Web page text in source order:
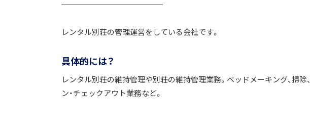
レンタル別荘の管理運営をしている会社です。
具体的には？
レンタル別荘の維持管理や別荘の維持管理業務。ベッドメーキング、掃除
ン・チェックアウト業務など。